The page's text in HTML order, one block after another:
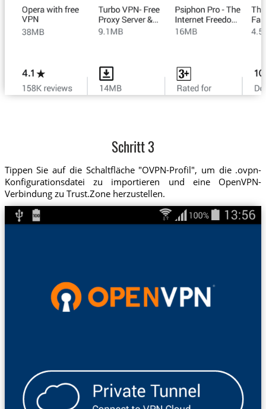
Schritt 3
Tippen Sie auf die Schaltfläche "OVPN-Profil", um die .ovpn-
Konfigurationsdatei zu importieren und eine OpenVPN-
Verbindung zu Trust.Zone herzustellen.